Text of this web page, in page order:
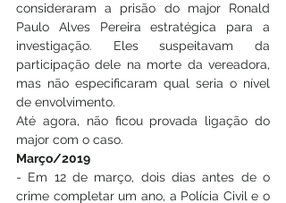
consideraram a prisão do major Ronald
Paulo Alves Pereira estratégica para a
investigação. Eles suspeitavam da
participação dele na morte da vereadora,
mas não especificaram qual seria o nível
de envolvimento.
Até agora, não ficou provada ligação do
major com o caso.
Março/2019
- Em 12 de março, dois dias antes de o
crime completar um ano, a Polícia Civil e o